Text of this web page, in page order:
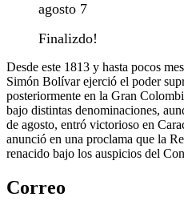
agosto 7
Finalizdo!
Desde este 1813 y hasta pocos
Simón Bolívar ejerció el poder
posteriormente en la Gran
bajo distintas denominaciones,
de agosto, entró victorioso en
anunció en una proclama que la
renacido bajo los auspicios del
Correo